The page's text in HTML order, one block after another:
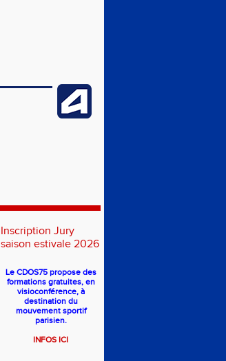
Inscription Jury
saison estivale 2026
Le CDOS75 propose des
formations gratuites, en
visioconférence, à
destination du
mouvement sportif
parisien.
INFOS ICI